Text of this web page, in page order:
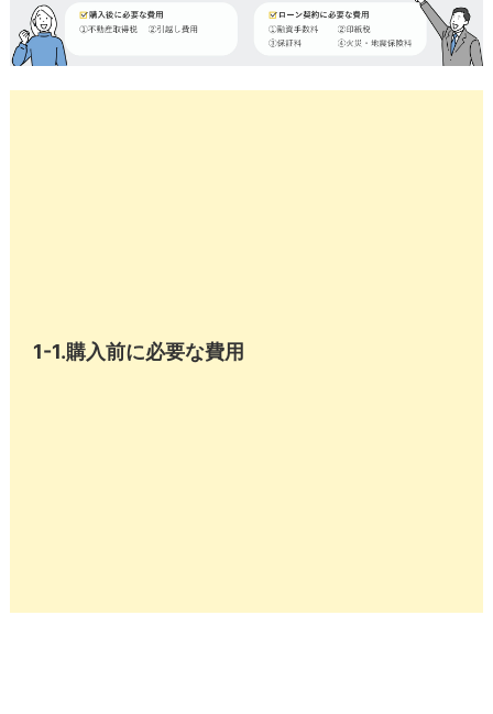
1-1.購入前に必要な費用